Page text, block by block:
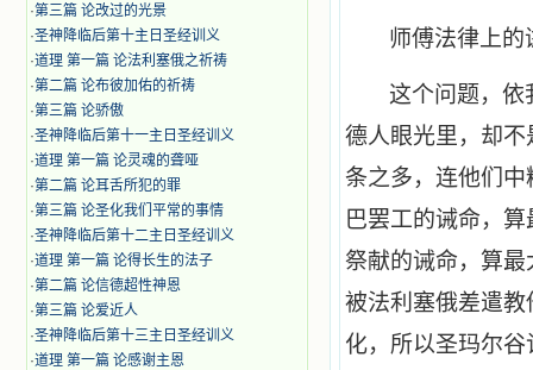
·第三篇 论改过的光景
·圣神降临后第十主日圣经训义
·道理 第一篇 论法利塞俄之祈祷
·第二篇 论布彼加佑的祈祷
·第三篇 论骄傲
·圣神降临后第十一主日圣经训义
·道理 第一篇 论灵魂的聋哑
·第二篇 论耳舌所犯的罪
·第三篇 论圣化我们平常的事情
·圣神降临后第十二主日圣经训义
·道理 第一篇 论得长生的法子
·第二篇 论信德超性神恩
·第三篇 论爱近人
·圣神降临后第十三主日圣经训义
·道理 第一篇 论感谢主恩
师傅法律上的
这个问题，依
德人眼光里，却
条之多，连他们
巴罢工的诫命，
祭献的诫命，算
被法利塞俄差遣
化，所以圣玛尔